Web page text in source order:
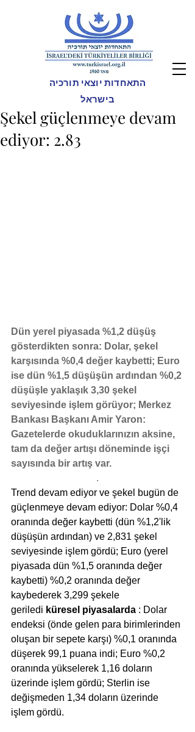
התאחדות יוצאי תורכיה
בישראל
Şekel güçlenmeye devam
ediyor: 2.83
Dün yerel piyasada %1,2 düşüş
gösterdikten sonra: Dolar, şekel
karşısında %0,4 değer kaybetti; Euro
ise dün %1,5 düşüşün ardından %0,2
düşüşle yaklaşık 3,30 şekel
seviyesinde işlem görüyor; Merkez
Bankası Başkanı Amir Yaron:
Gazetelerde okuduklarınızın aksine,
tam da değer artışı döneminde işçi
sayısında bir artış var.
.
Trend devam ediyor ve şekel bugün de
güçlenmeye devam ediyor: Dolar %0,4
oranında değer kaybetti (dün %1,2'lik
düşüşün ardından) ve 2,831 şekel
seviyesinde işlem gördü; Euro (yerel
piyasada dün %1,5 oranında değer
kaybetti) %0,2 oranında değer
kaybederek 3,299 şekele
geriledi küresel piyasalarda : Dolar
endeksi (önde gelen para birimlerinden
oluşan bir sepete karşı) %0,1 oranında
düşerek 99,1 puana indi; Euro %0,2
oranında yükselerek 1,16 doların
üzerinde işlem gördü; Sterlin ise
değişmeden 1,34 doların üzerinde
işlem gördü.